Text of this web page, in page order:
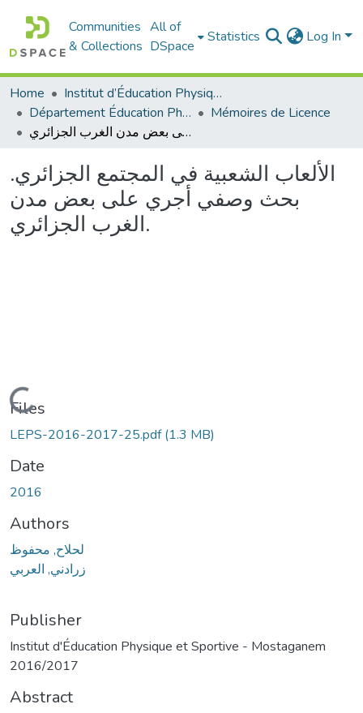
Communities
& Collections
All of
DSpace
Statistics Log In
Home
Institut d’Éducation Physique et Sportive
Département Éducation Physique et Sportive (EPS)
Mémoires de Licence
الألعاب الشعبية في المجتمع الجزائري. بحث وصفي أجري على بعض مدن الغرب الجزائري.
الألعاب الشعبية في المجتمع الجزائري.
بحث وصفي أجري على بعض مدن
الغرب الجزائري.
Loading...
Files
LEPS-2016-2017-25.pdf(1.3 MB)
Date
2016
Authors
لحلاح, محفوظ
زرادني, العربي
Publisher
Institut d'Éducation Physique et Sportive - Mostaganem
2016/2017
Abstract